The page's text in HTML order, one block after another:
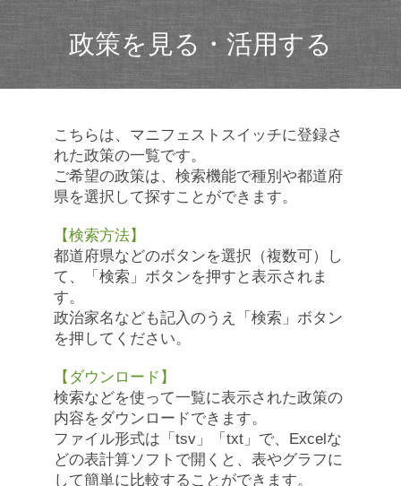
政策を見る・活用する
こちらは、マニフェストスイッチに登録さ
れた政策の一覧です。
ご希望の政策は、検索機能で種別や都道府
県を選択して探すことができます。
【検索方法】
都道府県などのボタンを選択（複数可）し
て、「検索」ボタンを押すと表示されま
す。
政治家名なども記入のうえ「検索」ボタン
を押してください。
【ダウンロード】
検索などを使って一覧に表示された政策の
内容をダウンロードできます。
ファイル形式は「tsv」「txt」で、Excelな
どの表計算ソフトで開くと、表やグラフに
して簡単に比較することができます。